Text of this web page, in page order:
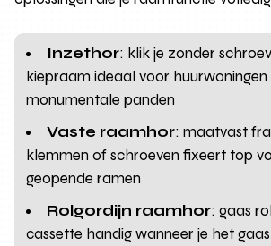
Inzethor: klik je zonder
kiepraam ideaal voor huurwoningen
monumentale panden
Vaste raamhor: maatvast
klemmen of schroeven fixeert top
geopende ramen
Rolgordijn raamhor: gaas
cassette handig wanneer je het